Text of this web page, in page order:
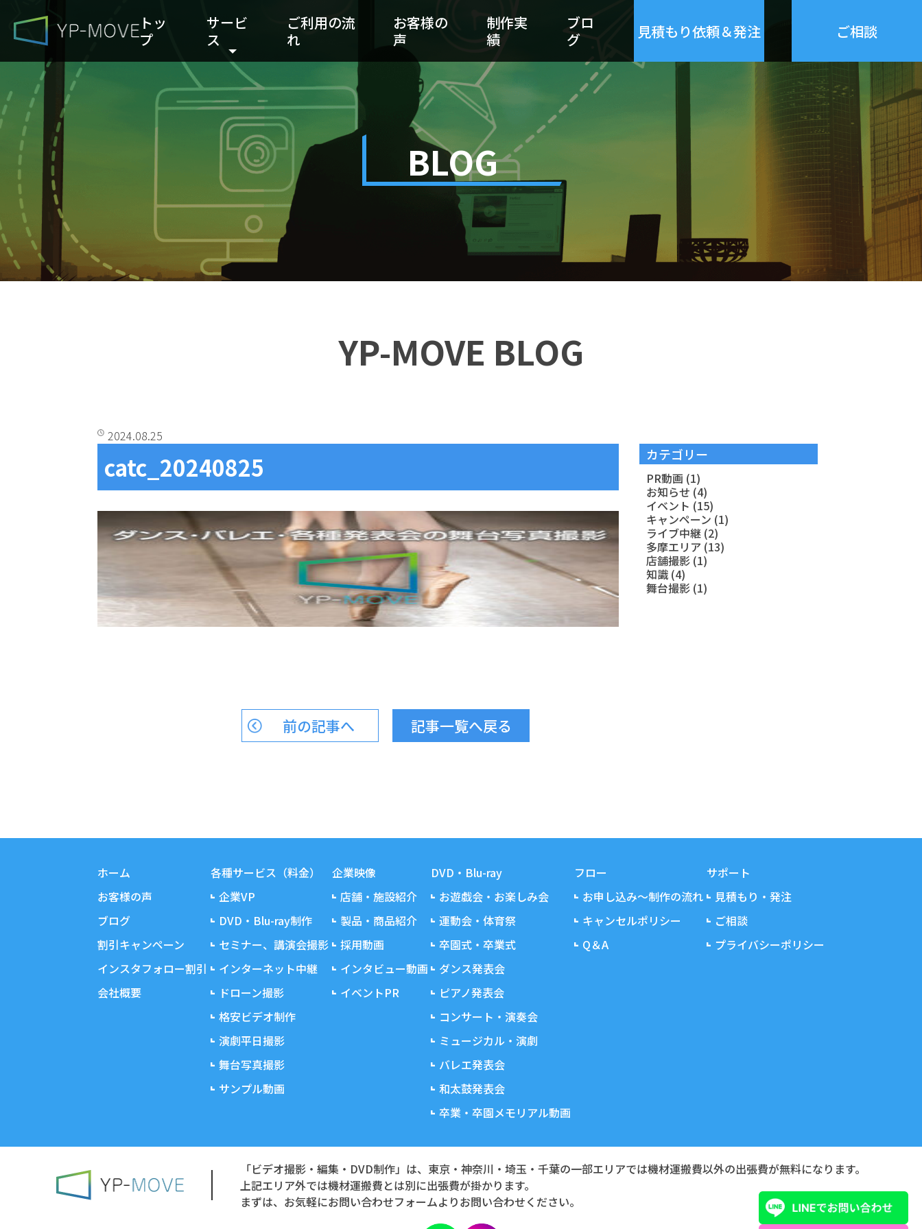
トッ
プ
サービ
ス
ご利用の流
れ
お客様の
声
制作実
績
ブロ
グ
見積もり依頼＆発注 ご相談
BLOG
YP-MOVE BLOG
2024.08.25
catc_20240825 カテゴリー
PR動画 (1)
お知らせ (4)
イベント (15)
キャンペーン (1)
ライブ中継 (2)
多摩エリア (13)
店舗撮影 (1)
知識 (4)
舞台撮影 (1)
前の記事へ 記事一覧へ戻る
ホーム
お客様の声
ブログ
割引キャンペーン
インスタフォロー割引
会社概要
各種サービス（料金）
企業VP
DVD・Blu-ray制作
セミナー、講演会撮影
インターネット中継
ドローン撮影
格安ビデオ制作
演劇平日撮影
舞台写真撮影
サンプル動画
企業映像
店舗・施設紹介
製品・商品紹介
採用動画
インタビュー動画
イベントPR
DVD・Blu-ray
お遊戯会・お楽しみ会
運動会・体育祭
卒園式・卒業式
ダンス発表会
ピアノ発表会
コンサート・演奏会
ミュージカル・演劇
バレエ発表会
和太鼓発表会
卒業・卒園メモリアル動画
フロー
お申し込み～制作の流れ
キャンセルポリシー
Q＆A
サポート
見積もり・発注
ご相談
プライバシーポリシー
「ビデオ撮影・編集・DVD制作」は、東京・神奈川・埼玉・千葉の一部エリアでは機材運搬費以外の出張費が無料になります。
上記エリア外では機材運搬費とは別に出張費が掛かります。
まずは、お気軽にお問い合わせフォームよりお問い合わせください。